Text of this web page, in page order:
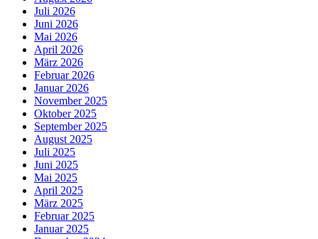
Juli 2026
Juni 2026
Mai 2026
April 2026
März 2026
Februar 2026
Januar 2026
November 2025
Oktober 2025
September 2025
August 2025
Juli 2025
Juni 2025
Mai 2025
April 2025
März 2025
Februar 2025
Januar 2025